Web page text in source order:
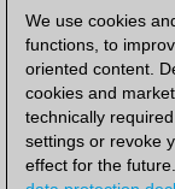
We use cookies
functions, to
oriented content.
cookies and
technically
settings or revoke
effect for the